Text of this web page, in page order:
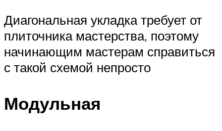
Диагональная укладка требует от
плиточника мастерства, поэтому
начинающим мастерам справиться
с такой схемой непросто
Модульная